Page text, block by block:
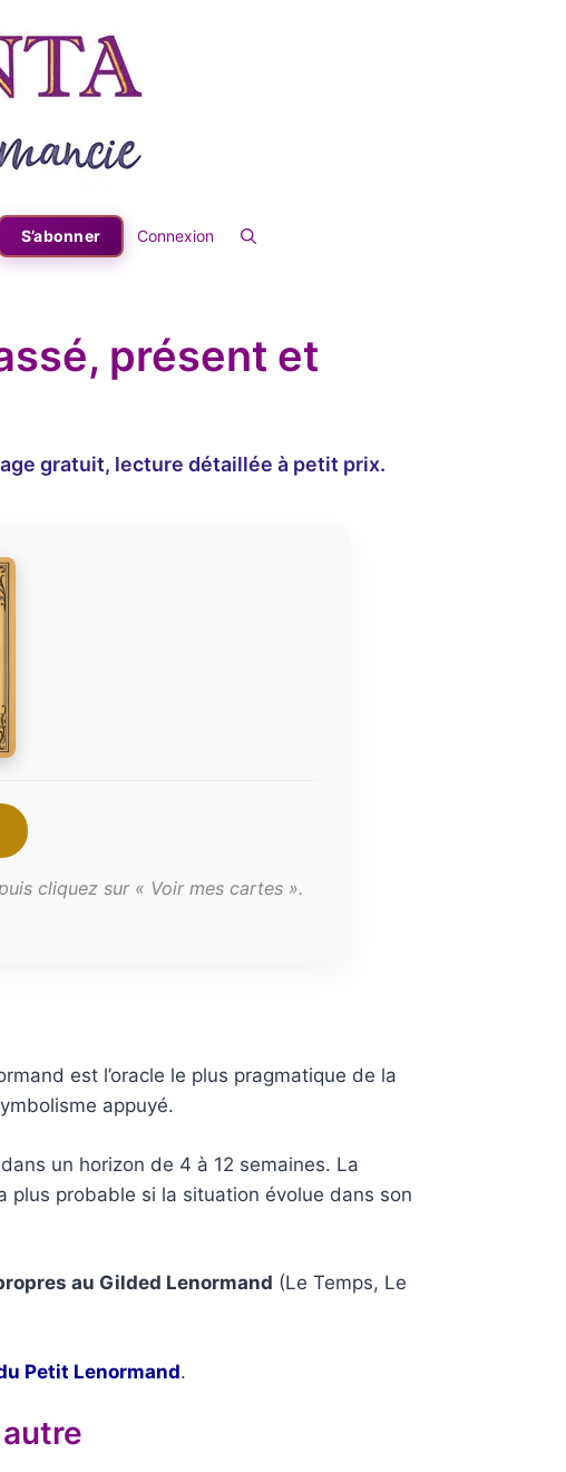
S’abonner Connexion
présent et
gratuit, lecture détaillée à petit prix.
cliquez sur « Voir mes cartes ».
est l’oracle le plus pragmatique de la
appuyé.
un horizon de 4 à 12 semaines. La
probable si la situation évolue dans son
au Gilded Lenormand (Le Temps, Le
Petit Lenormand.